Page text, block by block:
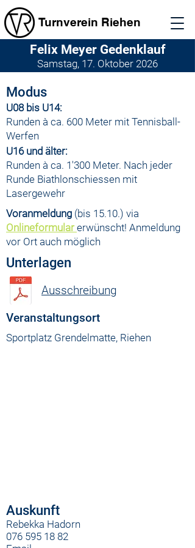
Turnverein Riehen
Felix Meyer Gedenklauf
Samstag, 17. Oktober 2026
Modus
U08 bis U14:
Runden à ca. 600 Meter mit Tennisball-
Werfen
U16 und älter:
Runden à ca. 1'300 Meter. Nach jeder
Runde Biathlonschiessen mit
Lasergewehr
Voranmeldung (bis 15.10.) via
Onlineformularerwünscht! Anmeldung
vor Ort auch möglich
Unterlagen
Ausschreibung
Veranstaltungsort
Sportplatz Grendelmatte, Riehen
Auskunft
Rebekka Hadorn
076 595 18 82